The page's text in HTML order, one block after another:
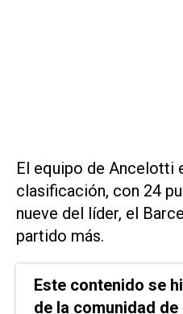
El equipo de Ancelotti
clasificación, con 24
nueve del líder, el
partido más.
Este contenido se
de la comunidad de